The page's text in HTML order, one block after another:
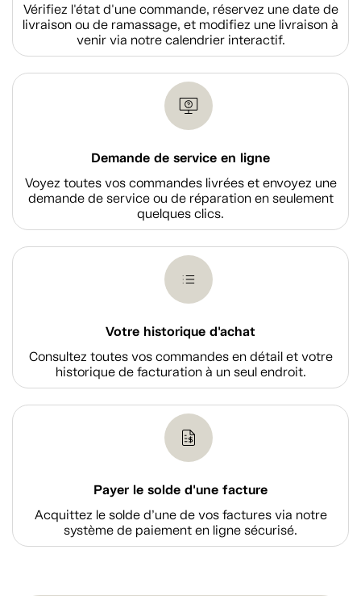
Vérifiez l'état d'une commande, réservez une date de
livraison ou de ramassage, et modifiez une livraison à
venir via notre calendrier interactif.
Demande de service en ligne
Voyez toutes vos commandes livrées et envoyez une
demande de service ou de réparation en seulement
quelques clics.
Votre historique d'achat
Consultez toutes vos commandes en détail et votre
historique de facturation à un seul endroit.
Payer le solde d'une facture
Acquittez le solde d’une de vos factures via notre
système de paiement en ligne sécurisé.